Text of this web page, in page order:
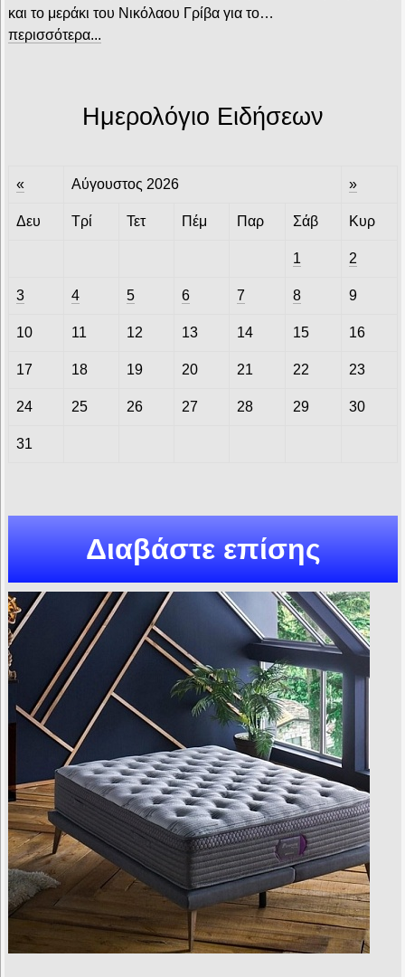
και το μεράκι του Νικόλαου Γρίβα για το…
περισσότερα...
Ημερολόγιο Ειδήσεων
« Αύγουστος 2026 »
Δευ Τρί Τετ Πέμ Παρ Σάβ Κυρ
1 2
3 4 5 6 7 8 9
10 11 12 13 14 15 16
17 18 19 20 21 22 23
24 25 26 27 28 29 30
31
Διαβάστε επίσης